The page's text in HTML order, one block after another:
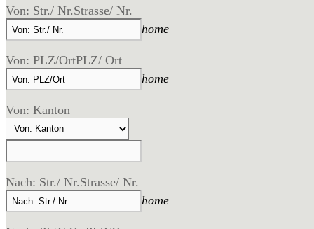
Von: Str./ Nr.Strasse/ Nr.
home
Von: PLZ/OrtPLZ/ Ort
home
Von: Kanton
Nach: Str./ Nr.Strasse/ Nr.
home